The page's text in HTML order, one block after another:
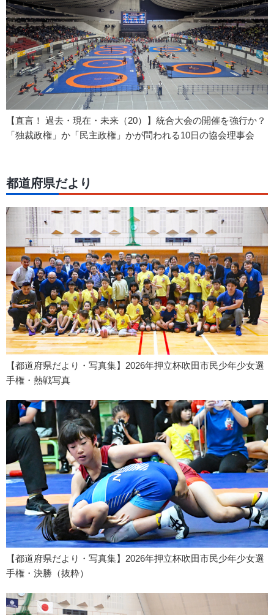
【直言！ 過去・現在・未来（20）】統合大会の開催を強行か？
「独裁政権」か「民主政権」かが問われる10日の協会理事会
都道府県だより
【都道府県だより・写真集】2026年押立杯吹田市民少年少女選
手権・熱戦写真
【都道府県だより・写真集】2026年押立杯吹田市民少年少女選
手権・決勝（抜粋）